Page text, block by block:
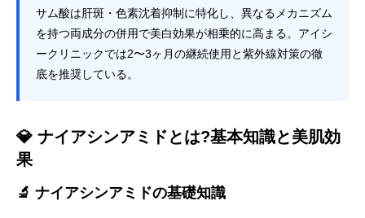
サム酸は肝斑・色素沈着抑制に特化し、異なるメカニズム
を持つ両成分の併用で美白効果が相乗的に高まる。アイシ
ークリニックでは2〜3ヶ月の継続使用と紫外線対策の徹
底を推奨している。
💎 ナイアシンアミドとは?基本知識と美肌効
果
🔬 ナイアシンアミドの基礎知識